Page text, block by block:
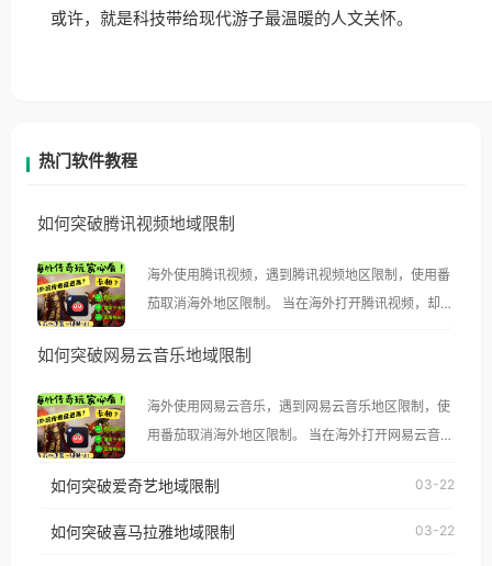
或许，就是科技带给现代游子最温暖的人文关怀。
热门软件教程
如何突破腾讯视频地域限制
海外使用腾讯视频，遇到腾讯视频地区限制，使用番
茄取消海外地区限制。 当在海外打开腾讯视频，却突
示语。 海外用户如香港、澳门、台湾、美国、加拿
像其他音乐平台一样，出现地区及版权限制问题，且
仅能在中国大陆地区播放。 遇到这个问题的朋友们，
台湾、美国、加拿大、澳大利亚、欧洲等国家和地区
如何突破网易云音乐地域限制
海外使用网易云音乐，遇到网易云音乐地区限制，使
用番茄取消海外地区限制。 当在海外打开网易云音
播放”的提示语。 海外用户如香港、澳门、台湾、美
如何突破爱奇艺地域限制 03-22
如何突破喜马拉雅地域限制 03-22